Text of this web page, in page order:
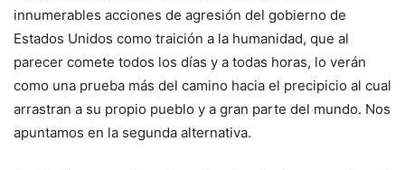
innumerables acciones de agresión del gobierno de
Estados Unidos como traición a la humanidad, que al
parecer comete todos los días y a todas horas, lo verán
como una prueba más del camino hacia el precipicio al cual
arrastran a su propio pueblo y a gran parte del mundo. Nos
apuntamos en la segunda alternativa.